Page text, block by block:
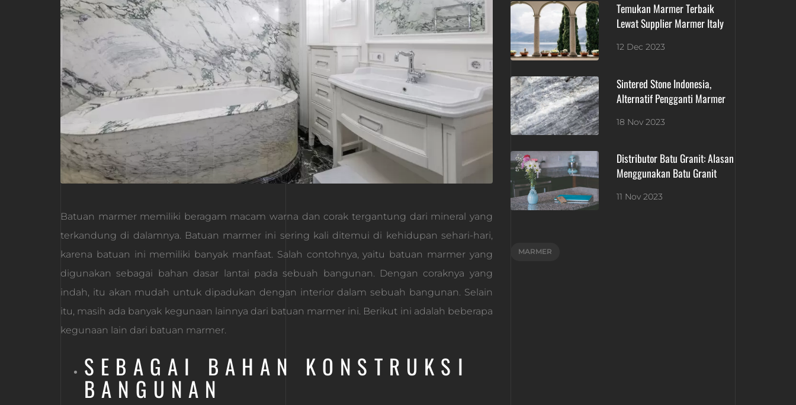
Batuan marmer memiliki beragam macam warna dan corak tergantung dari mineral yang
terkandung di dalamnya. Batuan marmer ini sering kali ditemui di kehidupan sehari-hari,
karena batuan ini memiliki banyak manfaat. Salah contohnya, yaitu batuan marmer yang
digunakan sebagai bahan dasar lantai pada sebuah bangunan. Dengan coraknya yang
indah, itu akan mudah untuk dipadukan dengan interior dalam sebuah bangunan. Selain
itu, masih ada banyak kegunaan lainnya dari batuan marmer ini. Berikut ini adalah beberapa
kegunaan lain dari batuan marmer.
SEBAGAI BAHAN KONSTRUKSI
BANGUNAN
Temukan Marmer Terbaik
Lewat Supplier Marmer Italy
12 Dec 2023
Sintered Stone Indonesia,
Alternatif Pengganti Marmer
18 Nov 2023
Distributor Batu Granit: Alasan
Menggunakan Batu Granit
11 Nov 2023
MARMER